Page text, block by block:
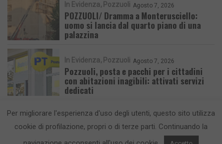
In Evidenza Pozzuoli Agosto 7, 2026
POZZUOLI/ Dramma a Monterusciello:
uomo si lancia dal quarto piano di una
palazzina
In Evidenza Pozzuoli Agosto 7, 2026
Pozzuoli, posta e pacchi per i cittadini
con abitazioni inagibili: attivati servizi
dedicati
Per migliorare l'esperienza d'uso degli utenti, questo sito utilizza
cookie di profilazione, propri o di terze parti. Continuando la